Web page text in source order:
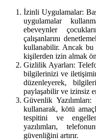
İzinli Uygulamalar:
uygulamalar
ebeveynler
çalışanlarını
kullanabilir. Ancak bu
kişilerden izin almak
Gizlilik Ayarları:
bilgilerinizi ve
düzenleyerek,
paylaşabilir ve izinsiz
Güvenlik Yazılımları:
kullanarak, kötü
tespitini ve
yazılımları,
güvenliğini artırır.